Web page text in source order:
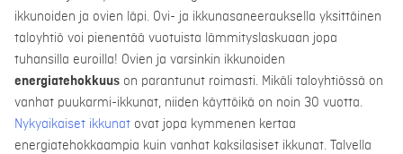
ikkunoiden ja ovien läpi. Ovi- ja ikkunasaneerauksella yksittäinen
taloyhtiö voi pienentää vuotuista lämmityslaskuaan jopa
tuhansilla euroilla! Ovien ja varsinkin ikkunoiden
energiatehokkuus on parantunut roimasti. Mikäli taloyhtiössä on
vanhat puukarmi-ikkunat, niiden käyttöikä on noin 30 vuotta.
Nykyaikaiset ikkunat ovat jopa kymmenen kertaa
energiatehokkaampia kuin vanhat kaksilasiset ikkunat. Talvella